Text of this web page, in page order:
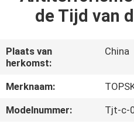
ONGEVEER
ONS
FABRIEKSREIS
de Tijd van
Plaats van
herkomst:
China
Merknaam:
Modelnummer:
Tjt-c-